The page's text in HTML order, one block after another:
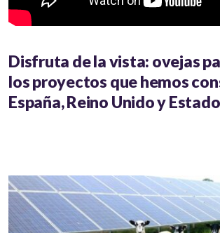
Disfruta de la vista: ovejas
los proyectos que hemos
España, Reino Unido y